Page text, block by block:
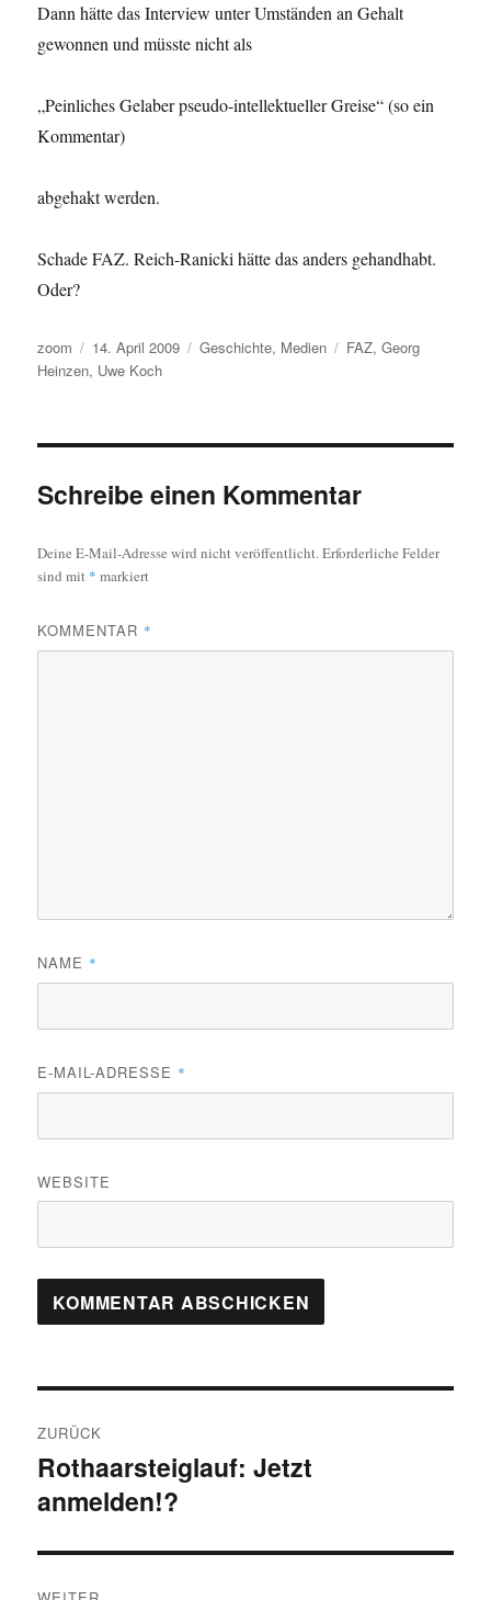
Dann hätte das Interview unter Umständen an Gehalt
gewonnen und müsste nicht als
„Peinliches Gelaber pseudo-intellektueller Greise“ (so ein
Kommentar)
abgehakt werden.
Schade FAZ. Reich-Ranicki hätte das anders gehandhabt.
Oder?
Autor
zoom
Veröffentlicht
am
14. April 2009 Kategorien
Geschichte, Medien Schlagwörter
FAZ,Georg
Heinzen, Uwe Koch
Schreibe einen Kommentar
Deine E-Mail-Adresse wird nicht veröffentlicht.Erforderliche Felder
sind mit * markiert
KOMMENTAR *
NAME *
E-MAIL-ADRESSE *
WEBSITE
ZURÜCK
Vorheriger
Beitrag:
Rothaarsteiglauf: Jetzt
anmelden!?